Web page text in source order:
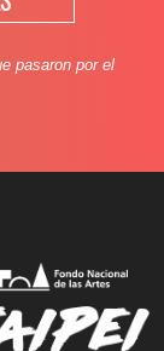
pasaron por el